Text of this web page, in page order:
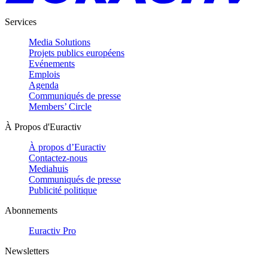
Services
Media Solutions
Projets publics européens
Evénements
Emplois
Agenda
Communiqués de presse
Members’ Circle
À Propos d'Euractiv
À propos d’Euractiv
Contactez-nous
Mediahuis
Communiqués de presse
Publicité politique
Abonnements
Euractiv Pro
Newsletters